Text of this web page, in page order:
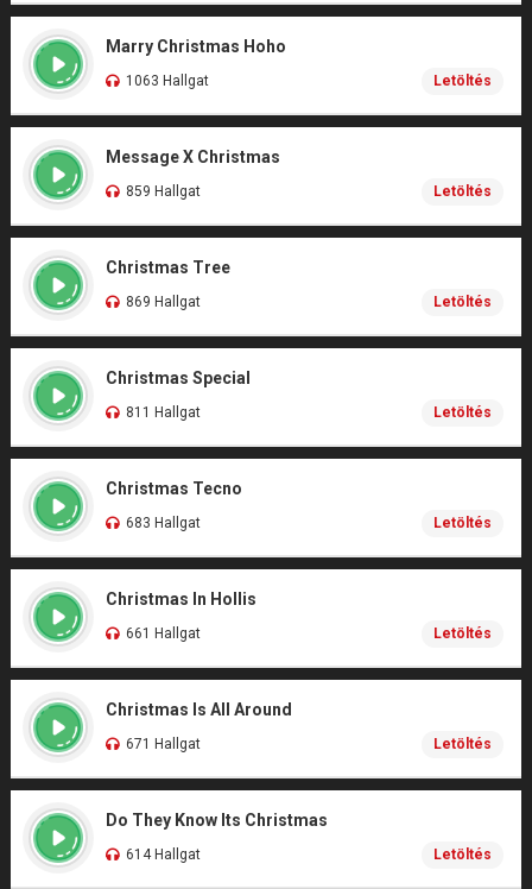
Marry Christmas Hoho
1063 Hallgat Letöltés
Message X Christmas
859 Hallgat Letöltés
Christmas Tree
869 Hallgat Letöltés
Christmas Special
811 Hallgat Letöltés
Christmas Tecno
683 Hallgat Letöltés
Christmas In Hollis
661 Hallgat Letöltés
Christmas Is All Around
671 Hallgat Letöltés
Do They Know Its Christmas
614 Hallgat Letöltés